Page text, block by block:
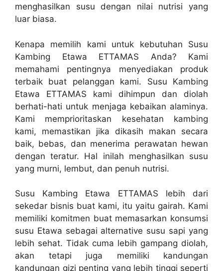
menghasilkan susu dengan nilai nutrisi yang
luar biasa.
Kenapa memilih kami untuk kebutuhan Susu
Kambing Etawa ETTAMAS Anda? Kami
memahami pentingnya menyediakan produk
terbaik buat pelanggan kami. Susu Kambing
Etawa ETTAMAS kami dihimpun dan diolah
berhati-hati untuk menjaga kebaikan alaminya.
Kami memprioritaskan kesehatan kambing
kami, memastikan jika dikasih makan secara
baik, bebas, dan menerima perawatan hewan
dengan teratur. Hal inilah menghasilkan susu
yang murni, lembut, dan penuh nutrisi.
Susu Kambing Etawa ETTAMAS lebih dari
sekedar bisnis buat kami, itu yaitu gairah. Kami
memiliki komitmen buat memasarkan konsumsi
susu Etawa sebagai alternative susu sapi yang
lebih sehat. Tidak cuma lebih gampang diolah,
akan tetapi juga memiliki kandungan
kandungan gizi penting yang lebih tinggi seperti